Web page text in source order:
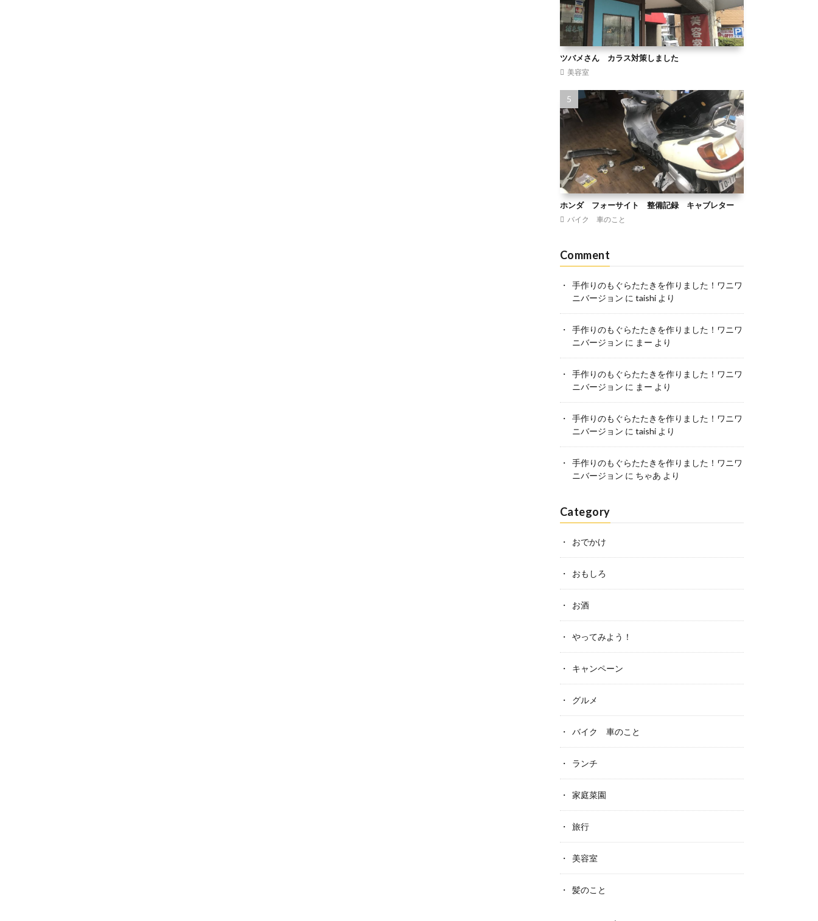
ツバメさん カラス対策しました
美容室
ホンダ フォーサイト 整備記録 キャブレター
バイク 車のこと
Comment
手作りのもぐらたたきを作りました！ワニワ
ニバージョン に taishiより
手作りのもぐらたたきを作りました！ワニワ
ニバージョン に まー より
手作りのもぐらたたきを作りました！ワニワ
ニバージョン に まー より
手作りのもぐらたたきを作りました！ワニワ
ニバージョン に taishiより
手作りのもぐらたたきを作りました！ワニワ
ニバージョン に ちゃあ より
Category
おでかけ
おもしろ
お酒
やってみよう！
キャンペーン
グルメ
バイク 車のこと
ランチ
家庭菜園
旅行
美容室
髪のこと